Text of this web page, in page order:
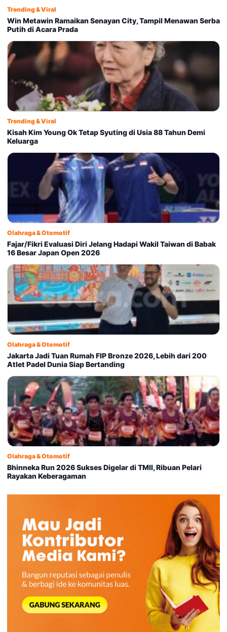
Trending & Viral
Win Metawin Ramaikan Senayan City, Tampil Menawan Serba
Putih di Acara Prada
Trending & Viral
Kisah Kim Young Ok Tetap Syuting di Usia 88 Tahun Demi
Keluarga
Olahraga & Otomotif
Fajar/Fikri Evaluasi Diri Jelang Hadapi Wakil Taiwan di Babak
16 Besar Japan Open 2026
Olahraga & Otomotif
Jakarta Jadi Tuan Rumah FIP Bronze 2026, Lebih dari 200
Atlet Padel Dunia Siap Bertanding
Olahraga & Otomotif
Bhinneka Run 2026 Sukses Digelar di TMII, Ribuan Pelari
Rayakan Keberagaman